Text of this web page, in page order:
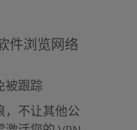
件浏览网络
被跟踪
，不让其他公